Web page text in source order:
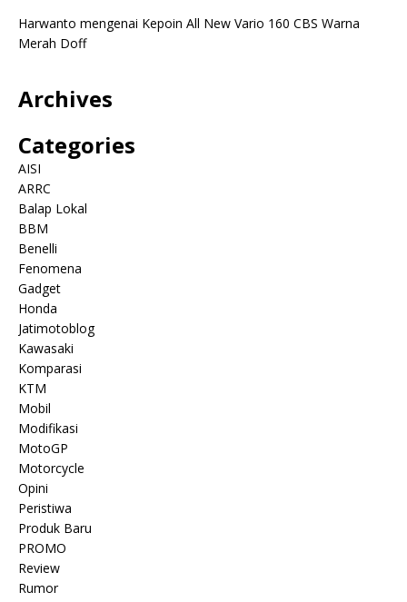
Harwanto mengenai Kepoin All New Vario 160 CBS Warna
Merah Doff
Archives
Categories
AISI
ARRC
Balap Lokal
BBM
Benelli
Fenomena
Gadget
Honda
Jatimotoblog
Kawasaki
Komparasi
KTM
Mobil
Modifikasi
MotoGP
Motorcycle
Opini
Peristiwa
Produk Baru
PROMO
Review
Rumor